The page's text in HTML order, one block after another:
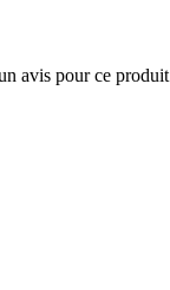
avis pour ce produit